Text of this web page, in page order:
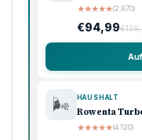
★★★★★(2.870)
€94,99
🌬️ HAUSHALT
Rowenta
★★★★★(4.120)